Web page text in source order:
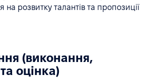
на розвитку талантів та пропозиції
(виконання,
оцінка)